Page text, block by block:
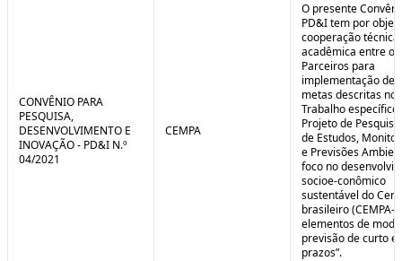
CONVÊNIO PARA
PESQUISA,
DESENVOLVIMENTO E
INOVAÇÃO - PD&I N.º
04/2021
CEMPA
O presente
PD&I tem por
cooperação técnica
acadêmica entre os
Parceiros para
implementação de
metas descritas no
Trabalho específico
Projeto de
de Estudos,
e Previsões
foco no
socioe-conômico
sustentável do
brasileiro (CEMPA-
elementos de
previsão de curto e
prazos”.